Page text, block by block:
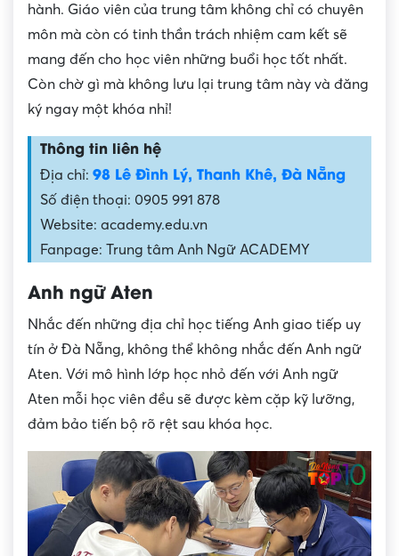
hành. Giáo viên của trung tâm không chỉ có chuyên
môn mà còn có tinh thần trách nhiệm cam kết sẽ
mang đến cho học viên những buổi học tốt nhất.
Còn chờ gì mà không lưu lại trung tâm này và đăng
ký ngay một khóa nhỉ!
Thông tin liên hệ
Địa chỉ: 98 Lê Đình Lý, Thanh Khê, Đà Nẵng
Số điện thoại: 0905 991 878
Website: academy.edu.vn
Fanpage: Trung tâm Anh Ngữ ACADEMY
Anh ngữ Aten
Nhắc đến những địa chỉ học tiếng Anh giao tiếp uy
tín ở Đà Nẵng, không thể không nhắc đến Anh ngữ
Aten. Với mô hình lớp học nhỏ đến với Anh ngữ
Aten mỗi học viên đều sẽ được kèm cặp kỹ lưỡng,
đảm bảo tiến bộ rõ rệt sau khóa học.